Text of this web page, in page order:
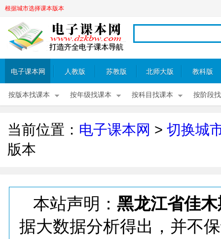
根据城市选择课本版本
电子课本网 人教版 苏教版 北师大版 教科版
按版本找课本 按年级找课本 按科目找课本 按阶段
当前位置： 电子课本网 > 切换城
版本
本站声明： 黑龙江省佳
据大数据分析得出，并不